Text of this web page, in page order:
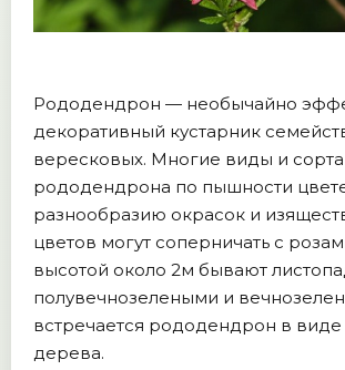
Рододендрон — необычайно
декоративный кустарник
вересковых. Многие виды и сорта
рододендрона по пышности
разнообразию окрасок и
цветов могут соперничать с
высотой около 2м бывают
полувечнозелеными и
встречается рододендрон в
дерева.